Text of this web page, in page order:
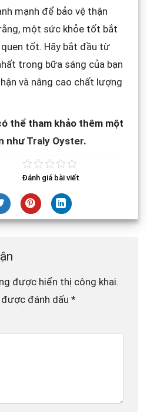
mạnh để bảo vệ thận
một sức khỏe tốt bắt
tốt. Hãy bắt đầu từ
trong bữa sáng của bạn
và nâng cao chất lượng
thể tham khảo thêm một
như Traly Oyster.
Đánh giá bài viết
được hiển thị công khai.
đánh dấu *